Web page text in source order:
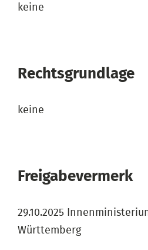
keine
Rechtsgrundlage
keine
Freigabevermerk
29.10.2025
Württemberg